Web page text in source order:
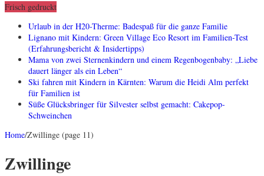
Frisch gedruckt
Urlaub in der H20-Therme: Badespaß für die ganze Familie
Lignano mit Kindern: Green Village Eco Resort im Familien-Test
(Erfahrungsbericht & Insidertipps)
Mama von zwei Sternenkindern und einem Regenbogenbaby: „Liebe
dauert länger als ein Leben“
Ski fahren mit Kindern in Kärnten: Warum die Heidi Alm perfekt
für Familien ist
Süße Glücksbringer für Silvester selbst gemacht: Cakepop-
Schweinchen
Home/Zwillinge (page 11)
Zwillinge